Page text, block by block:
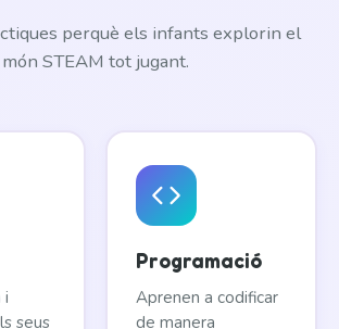
perquè els infants explorin el
món STEAM tot jugant.
i
seus
Programació
Aprenen a codificar
de manera